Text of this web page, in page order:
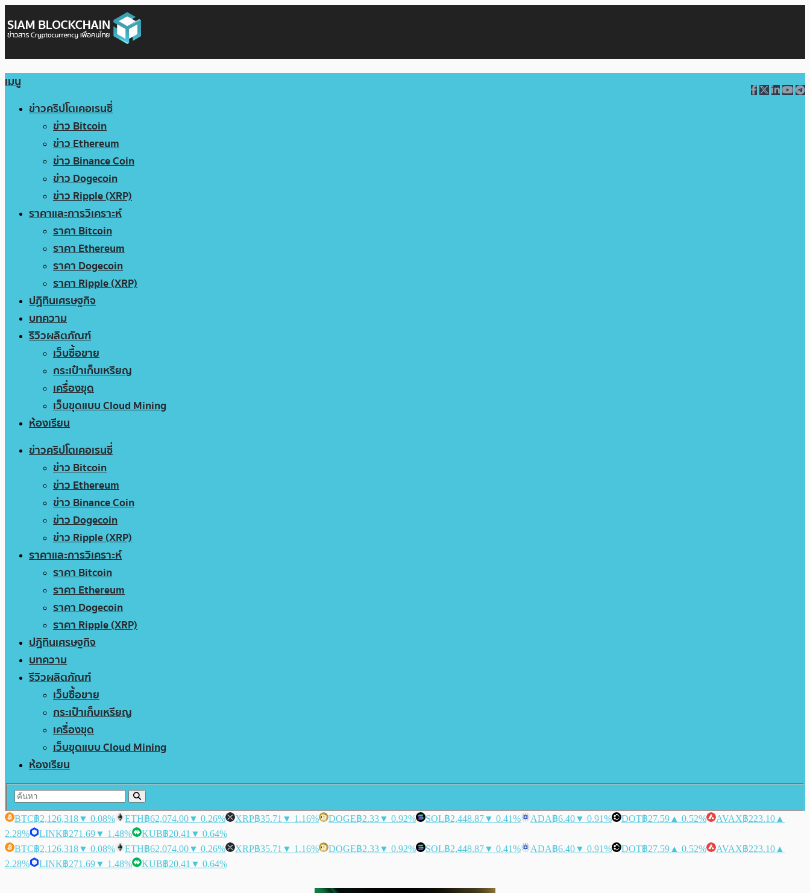
เมนู
ข่าวคริปโตเคอเรนซี่
ข่าว Bitcoin
ข่าว Ethereum
ข่าว Binance Coin
ข่าว Dogecoin
ข่าว Ripple (XRP)
ราคาและการวิเคราะห์
ราคา Bitcoin
ราคา Ethereum
ราคา Dogecoin
ราคา Ripple (XRP)
ปฏิทินเศรษฐกิจ
บทความ
รีวิวผลิตภัณฑ์
เว็บซื้อขาย
กระเป๋าเก็บเหรียญ
เครื่องขุด
เว็บขุดแบบ Cloud Mining
ห้องเรียน
ข่าวคริปโตเคอเรนซี่
ข่าว Bitcoin
ข่าว Ethereum
ข่าว Binance Coin
ข่าว Dogecoin
ข่าว Ripple (XRP)
ราคาและการวิเคราะห์
ราคา Bitcoin
ราคา Ethereum
ราคา Dogecoin
ราคา Ripple (XRP)
ปฏิทินเศรษฐกิจ
บทความ
รีวิวผลิตภัณฑ์
เว็บซื้อขาย
กระเป๋าเก็บเหรียญ
เครื่องขุด
เว็บขุดแบบ Cloud Mining
ห้องเรียน
BTC฿2,126,318▼ 0.08% ETH฿62,074.00▼ 0.26% XRP฿35.71 ▼ 1.16% DOGE฿2.33▼ 0.92% SOL฿2,448.87▼ 0.41% ADA฿6.40▼ 0.91% DOT฿27.59 ▲ 0.52% AVAX฿223.10 ▲
2.28%
LINK฿271.69▼ 1.48% KUB฿20.41 ▼ 0.64%
BTC฿2,126,318▼ 0.08% ETH฿62,074.00▼ 0.26% XRP฿35.71 ▼ 1.16% DOGE฿2.33▼ 0.92% SOL฿2,448.87▼ 0.41% ADA฿6.40▼ 0.91% DOT฿27.59 ▲ 0.52% AVAX฿223.10 ▲
2.28%
LINK฿271.69▼ 1.48% KUB฿20.41 ▼ 0.64%